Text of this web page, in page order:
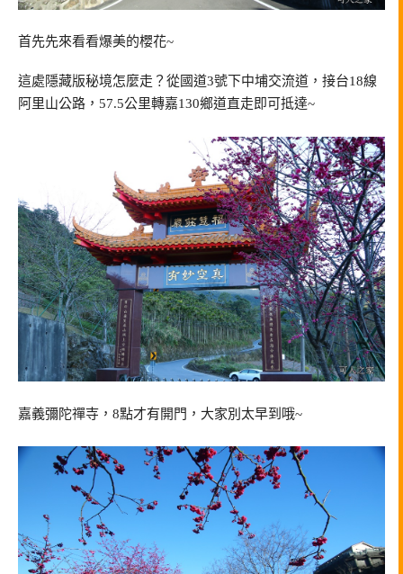
首先先來看看爆美的櫻花~
這處隱藏版秘境怎麼走？從國道3號下中埔交流道，接台18線
阿里山公路，57.5公里轉嘉130鄉道直走即可抵達~
嘉義彌陀禪寺，8點才有開門，大家別太早到哦~